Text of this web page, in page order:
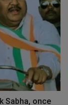
Sabha, once